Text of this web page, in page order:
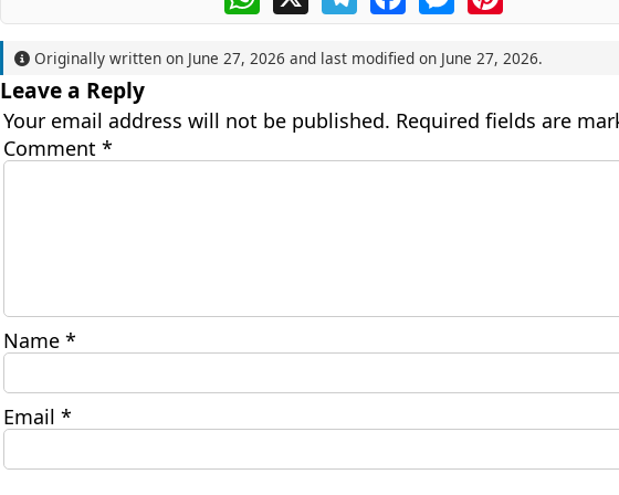
Originally written on June 27, 2026 and last modified on June 27, 2026.
Leave a Reply
Your email address will not be published. Required fields are
Comment *
Name *
Email *